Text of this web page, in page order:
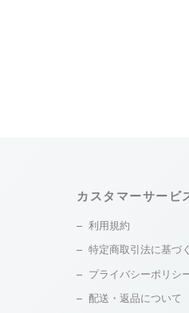
カスタマーサービ
利用規約
特定商取引法に基づ
プライバシーポリシ
配送・返品について